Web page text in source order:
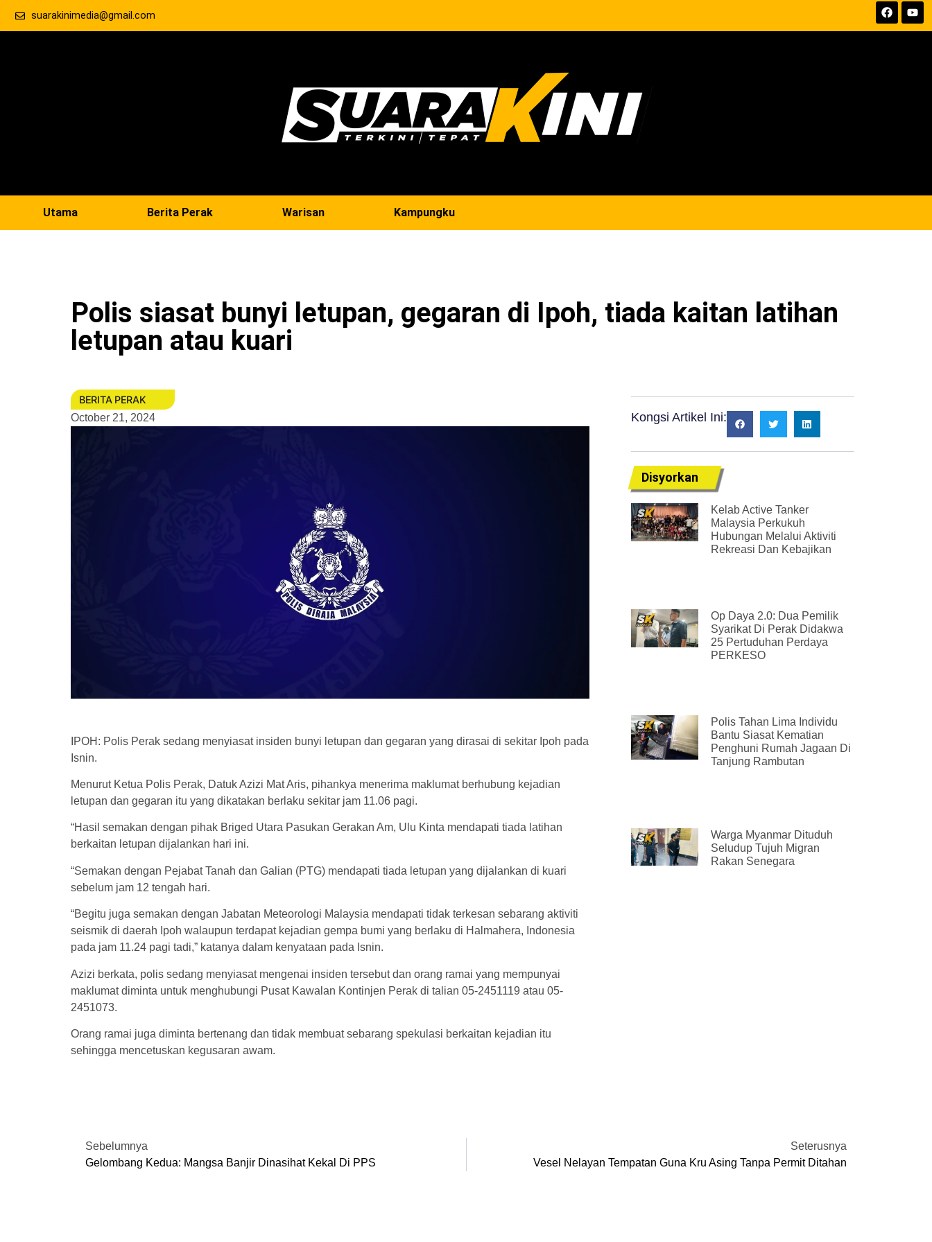
suarakinimedia@gmail.com
Utama Berita Perak Warisan Kampungku
Polis siasat bunyi letupan, gegaran di Ipoh, tiada kaitan latihan
letupan atau kuari
BERITA PERAK
October 21, 2024
IPOH: Polis Perak sedang menyiasat insiden bunyi letupan dan gegaran yang dirasai di sekitar Ipoh pada
Isnin.
Menurut Ketua Polis Perak, Datuk Azizi Mat Aris, pihankya menerima maklumat berhubung kejadian
letupan dan gegaran itu yang dikatakan berlaku sekitar jam 11.06 pagi.
“Hasil semakan dengan pihak Briged Utara Pasukan Gerakan Am, Ulu Kinta mendapati tiada latihan
berkaitan letupan dijalankan hari ini.
“Semakan dengan Pejabat Tanah dan Galian (PTG) mendapati tiada letupan yang dijalankan di kuari
sebelum jam 12 tengah hari.
“Begitu juga semakan dengan Jabatan Meteorologi Malaysia mendapati tidak terkesan sebarang aktiviti
seismik di daerah Ipoh walaupun terdapat kejadian gempa bumi yang berlaku di Halmahera, Indonesia
pada jam 11.24 pagi tadi,” katanya dalam kenyataan pada Isnin.
Azizi berkata, polis sedang menyiasat mengenai insiden tersebut dan orang ramai yang mempunyai
maklumat diminta untuk menghubungi Pusat Kawalan Kontinjen Perak di talian 05-2451119 atau 05-
2451073.
Orang ramai juga diminta bertenang dan tidak membuat sebarang spekulasi berkaitan kejadian itu
sehingga mencetuskan kegusaran awam.
Kongsi Artikel Ini:
Disyorkan
Kelab Active Tanker
Malaysia Perkukuh
Hubungan Melalui Aktiviti
Rekreasi Dan Kebajikan
Op Daya 2.0: Dua Pemilik
Syarikat Di Perak Didakwa
25 Pertuduhan Perdaya
PERKESO
Polis Tahan Lima Individu
Bantu Siasat Kematian
Penghuni Rumah Jagaan Di
Tanjung Rambutan
Warga Myanmar Dituduh
Seludup Tujuh Migran
Rakan Senegara
Sebelumnya
Gelombang Kedua: Mangsa Banjir Dinasihat Kekal Di PPS
Seterusnya
Vesel Nelayan Tempatan Guna Kru Asing Tanpa Permit Ditahan